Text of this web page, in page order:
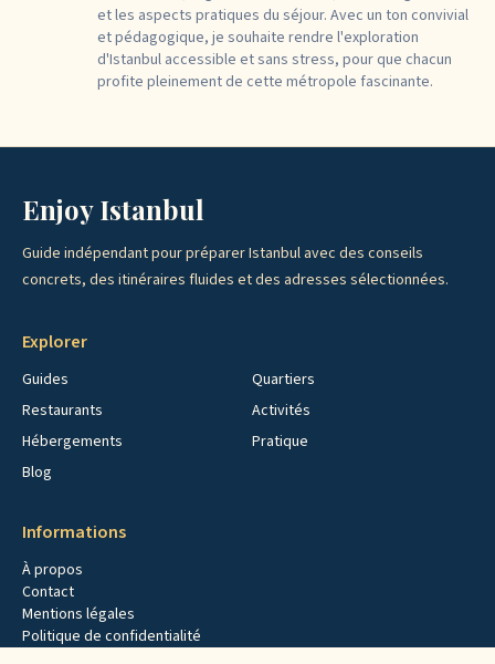
et les aspects pratiques du séjour. Avec un ton convivial
et pédagogique, je souhaite rendre l'exploration
d'Istanbul accessible et sans stress, pour que chacun
profite pleinement de cette métropole fascinante.
Enjoy Istanbul
Guide indépendant pour préparer Istanbul avec des conseils
concrets, des itinéraires fluides et des adresses sélectionnées.
Explorer
Guides
Quartiers
Restaurants
Activités
Hébergements
Pratique
Blog
Informations
À propos
Contact
Mentions légales
Politique de confidentialité